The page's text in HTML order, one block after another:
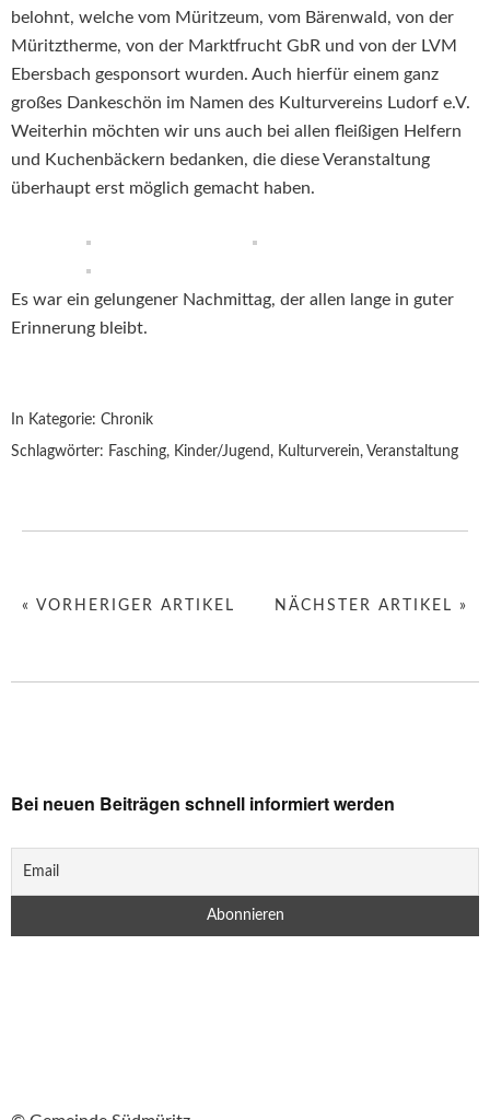
belohnt, welche vom Müritzeum, vom Bärenwald, von der
Müritztherme, von der Marktfrucht GbR und von der LVM
Ebersbach gesponsort wurden. Auch hierfür einem ganz
großes Dankeschön im Namen des Kulturvereins Ludorf e.V.
Weiterhin möchten wir uns auch bei allen fleißigen Helfern
und Kuchenbäckern bedanken, die diese Veranstaltung
überhaupt erst möglich gemacht haben.
Es war ein gelungener Nachmittag, der allen lange in guter
Erinnerung bleibt.
In Kategorie: Chronik
Schlagwörter: Fasching, Kinder/Jugend , Kulturverein, Veranstaltung
NÄCHSTER ARTIKEL »
« VORHERIGER ARTIKEL
Bei neuen Beiträgen schnell informiert werden